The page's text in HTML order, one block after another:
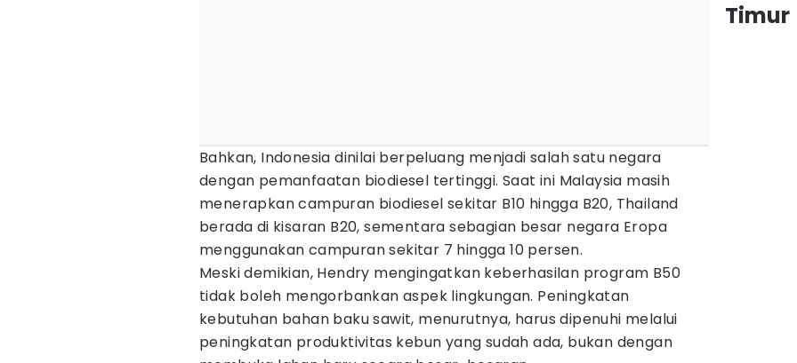
Bahkan, Indonesia dinilai berpeluang menjadi salah satu negara
dengan pemanfaatan biodiesel tertinggi. Saat ini Malaysia masih
menerapkan campuran biodiesel sekitar B10 hingga B20, Thailand
berada di kisaran B20, sementara sebagian besar negara Eropa
menggunakan campuran sekitar 7 hingga 10 persen.
Meski demikian, Hendry mengingatkan keberhasilan program B50
tidak boleh mengorbankan aspek lingkungan. Peningkatan
kebutuhan bahan baku sawit, menurutnya, harus dipenuhi melalui
peningkatan produktivitas kebun yang sudah ada, bukan dengan
Timur